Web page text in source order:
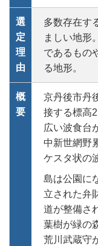
選
定
理
由
多数存在す
ましい地形
であるもの
る地形。
概
要
京丹後市丹
接する標高
広い波食台
中新世網野
ケスタ状の
島は公園に
立された弁
道が整備さ
葉樹が緑の
荒川武蔵守